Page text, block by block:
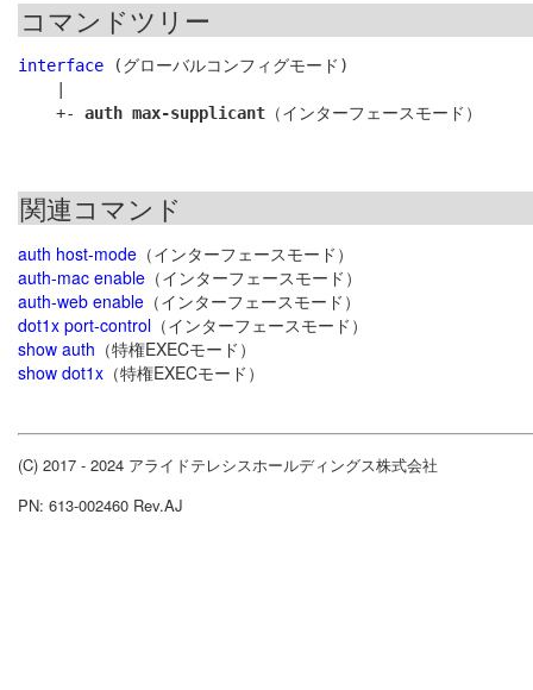
コマンドツリー
interface (グローバルコンフィグモード)
    +-
auth max-supplicant
関連コマンド
auth host-mode （インターフェースモード）
auth-mac enable （インターフェースモード）
auth-web enable （インターフェースモード）
dot1x port-control （インターフェースモード）
show auth （特権EXECモード）
show dot1x （特権EXECモード）
(C) 2017 - 2024 アライドテレシスホールディングス株式会社
PN: 613-002460 Rev.AJ